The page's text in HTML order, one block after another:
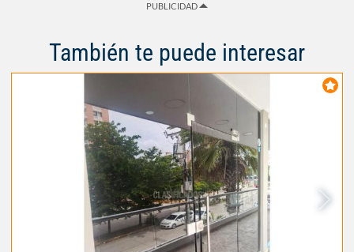
PUBLICIDAD
También te puede interesar